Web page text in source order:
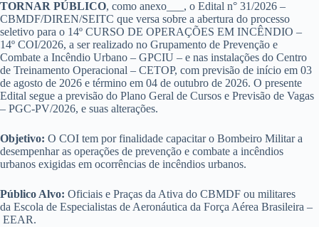
TORNAR PÚBLICO, como anexo___, o Edital n° 31/2026 –
CBMDF/DIREN/SEITC que versa sobre a abertura do processo
seletivo para o 14º CURSO DE OPERAÇÕES EM INCÊNDIO –
14º COI/2026, a ser realizado no Grupamento de Prevenção e
Combate a Incêndio Urbano – GPCIU – e nas instalações do Centro
de Treinamento Operacional – CETOP, com previsão de início em 03
de agosto de 2026 e término em 04 de outubro de 2026. O presente
Edital segue a previsão do Plano Geral de Cursos e Previsão de Vagas
– PGC-PV/2026, e suas alterações.
Objetivo: O COI tem por finalidade capacitar o Bombeiro Militar a
desempenhar as operações de prevenção e combate a incêndios
urbanos exigidas em ocorrências de incêndios urbanos.
Público Alvo: Oficiais e Praças da Ativa do CBMDF ou militares
da Escola de Especialistas de Aeronáutica da Força Aérea Brasileira –
EEAR.